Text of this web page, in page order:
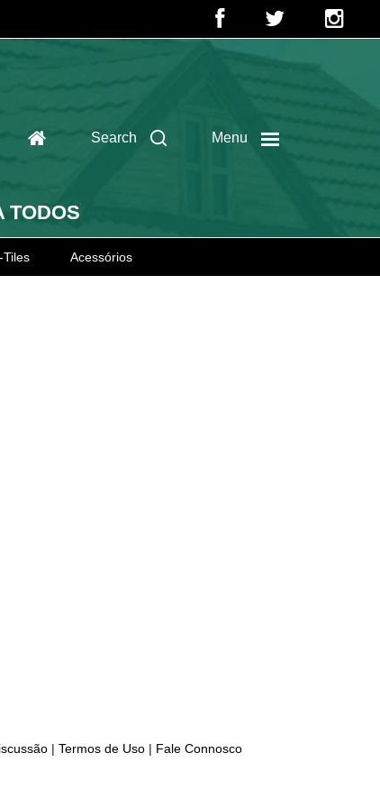
Search Menu
TODOS
Tiles Acessórios
| Termos de Uso | Fale Connosco